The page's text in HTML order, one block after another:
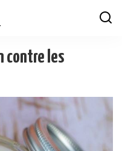
contre les